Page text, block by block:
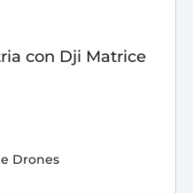
con Dji Matrice
Drones